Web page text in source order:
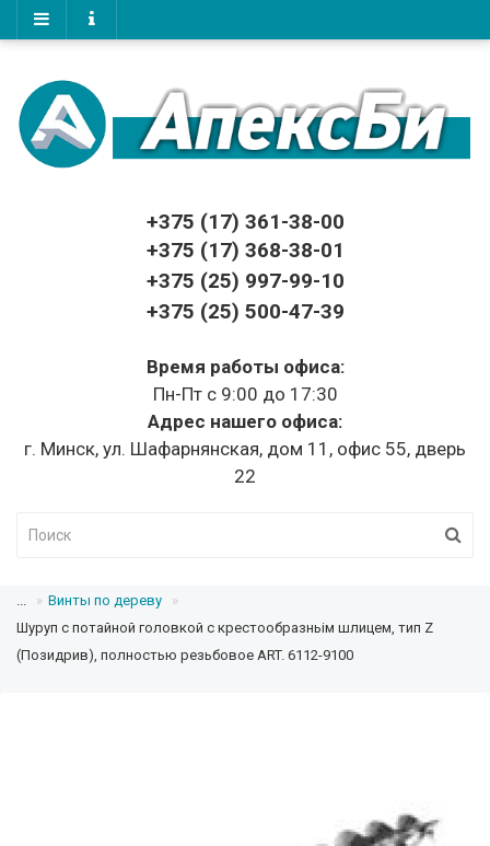
+375 (17) 361-38-00
+375 (17) 368-38-01
+375 (25) 997-99-10
+375 (25) 500-47-39
Время работы офиса:
Пн-Пт с 9:00 до 17:30
Адрес нашего офиса:
г. Минск, ул. Шафарнянская, дом 11, офис 55, дверь
22
Винты по дереву
Шуруп с потайной головкой с крестообразньім шлицем, тип Z
(Позидрив), полностью резьбовое ART. 6112-9100